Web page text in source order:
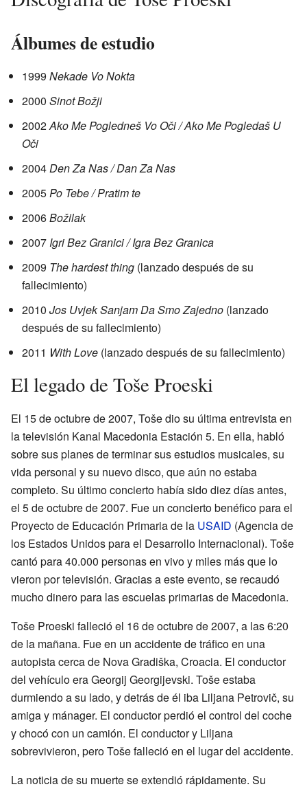
Álbumes de estudio
1999 Nekade Vo Nokta
2000 Sinot Božji
2002Ako Me Pogledneš Vo Oči / Ako Me Pogledaš U
Oči
2004Den Za Nas / Dan Za Nas
2005Po Tebe / Pratim te
2006Božilak
2007 Igri Bez Granici / Igra Bez Granica
2009 The hardest thing (lanzado después de su
fallecimiento)
2010 Jos Uvjek Sanjam Da Smo Zajedno (lanzado
después de su fallecimiento)
2011 With Love (lanzado después de su fallecimiento)
El legado de Toše Proeski
El 15 de octubre de 2007, Toše dio su última entrevista en
la televisión Kanal Macedonia Estación 5. En ella, habló
sobre sus planes de terminar sus estudios musicales, su
vida personal y su nuevo disco, que aún no estaba
completo. Su último concierto había sido diez días antes,
el 5 de octubre de 2007. Fue un concierto benéfico para el
Proyecto de Educación Primaria de la USAID (Agencia de
los Estados Unidos para el Desarrollo Internacional). Toše
cantó para 40.000 personas en vivo y miles más que lo
vieron por televisión. Gracias a este evento, se recaudó
mucho dinero para las escuelas primarias de Macedonia.
Toše Proeski falleció el 16 de octubre de 2007, a las 6:20
de la mañana. Fue en un accidente de tráfico en una
autopista cerca de Nova Gradiška, Croacia. El conductor
del vehículo era Georgij Georgijevski. Toše estaba
durmiendo a su lado, y detrás de él iba Liljana Petrovič, su
amiga y mánager. El conductor perdió el control del coche
y chocó con un camión. El conductor y Liljana
sobrevivieron, pero Toše falleció en el lugar del accidente.
La noticia de su muerte se extendió rápidamente. Su